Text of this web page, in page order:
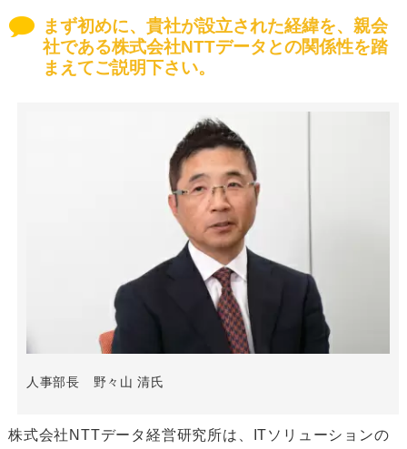
まず初めに、貴社が設立された経緯を、親会
社である株式会社NTTデータとの関係性を踏
まえてご説明下さい。
人事部長 野々山 清氏
株式会社NTTデータ経営研究所は、ITソリューションの